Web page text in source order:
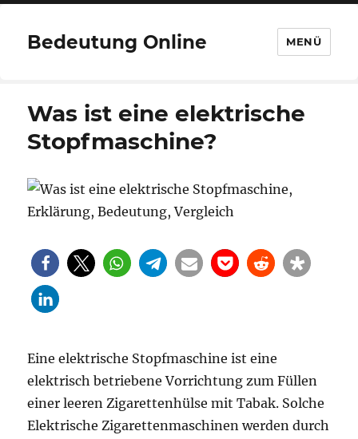
Bedeutung Online MENÜ
Was ist eine elektrische
Stopfmaschine?
Eine elektrische Stopfmaschine ist eine
elektrisch betriebene Vorrichtung zum Füllen
einer leeren Zigarettenhülse mit Tabak. Solche
Elektrische Zigarettenmaschinen werden durch